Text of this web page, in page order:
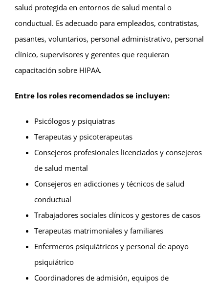
salud protegida en entornos de salud mental o
conductual. Es adecuado para empleados, contratistas,
pasantes, voluntarios, personal administrativo, personal
clínico, supervisores y gerentes que requieran
capacitación sobre HIPAA.
Entre los roles recomendados se incluyen:
Psicólogos y psiquiatras
Terapeutas y psicoterapeutas
Consejeros profesionales licenciados y consejeros
de salud mental
Consejeros en adicciones y técnicos de salud
conductual
Trabajadores sociales clínicos y gestores de casos
Terapeutas matrimoniales y familiares
Enfermeros psiquiátricos y personal de apoyo
psiquiátrico
Coordinadores de admisión, equipos de